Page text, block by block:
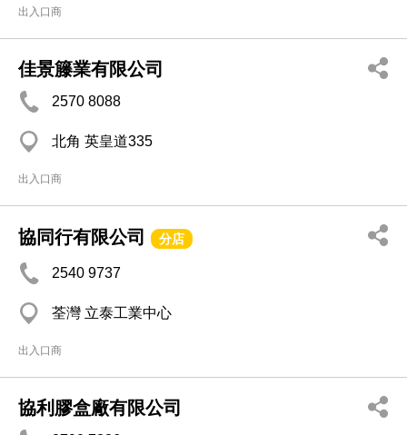
出入口商
佳景籐業有限公司
2570 8088
北角 英皇道335
出入口商
協同行有限公司 分店
2540 9737
荃灣 立泰工業中心
出入口商
協利膠盒廠有限公司